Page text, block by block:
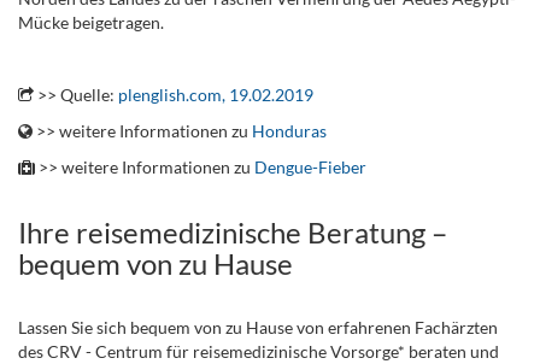
Mücke beigetragen.
>> Quelle: plenglish.com, 19.02.2019
>> weitere Informationen zu Honduras
>> weitere Informationen zu Dengue-Fieber
Ihre reisemedizinische Beratung –
bequem von zu Hause
Lassen Sie sich bequem von zu Hause von erfahrenen Fachärzten
des CRV - Centrum für reisemedizinische Vorsorge* beraten und